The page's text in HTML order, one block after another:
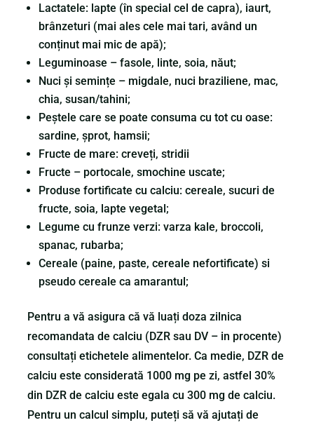
Lactatele: lapte (în special cel de capra), iaurt,
brânzeturi (mai ales cele mai tari, având un
conținut mai mic de apă);
Leguminoase – fasole, linte, soia, năut;
Nuci și semințe – migdale, nuci braziliene, mac,
chia, susan/tahini;
Peștele care se poate consuma cu tot cu oase:
sardine, șprot, hamsii;
Fructe de mare: creveți, stridii
Fructe – portocale, smochine uscate;
Produse fortificate cu calciu: cereale, sucuri de
fructe, soia, lapte vegetal;
Legume cu frunze verzi: varza kale, broccoli,
spanac, rubarba;
Cereale (paine, paste, cereale nefortificate) si
pseudo cereale ca amarantul;
Pentru a vă asigura că vă luați doza zilnica
recomandata de calciu (DZR sau DV – in procente)
consultați etichetele alimentelor. Ca medie, DZR de
calciu este considerată 1000 mg pe zi, astfel 30%
din DZR de calciu este egala cu 300 mg de calciu.
Pentru un calcul simplu, puteți să vă ajutați de